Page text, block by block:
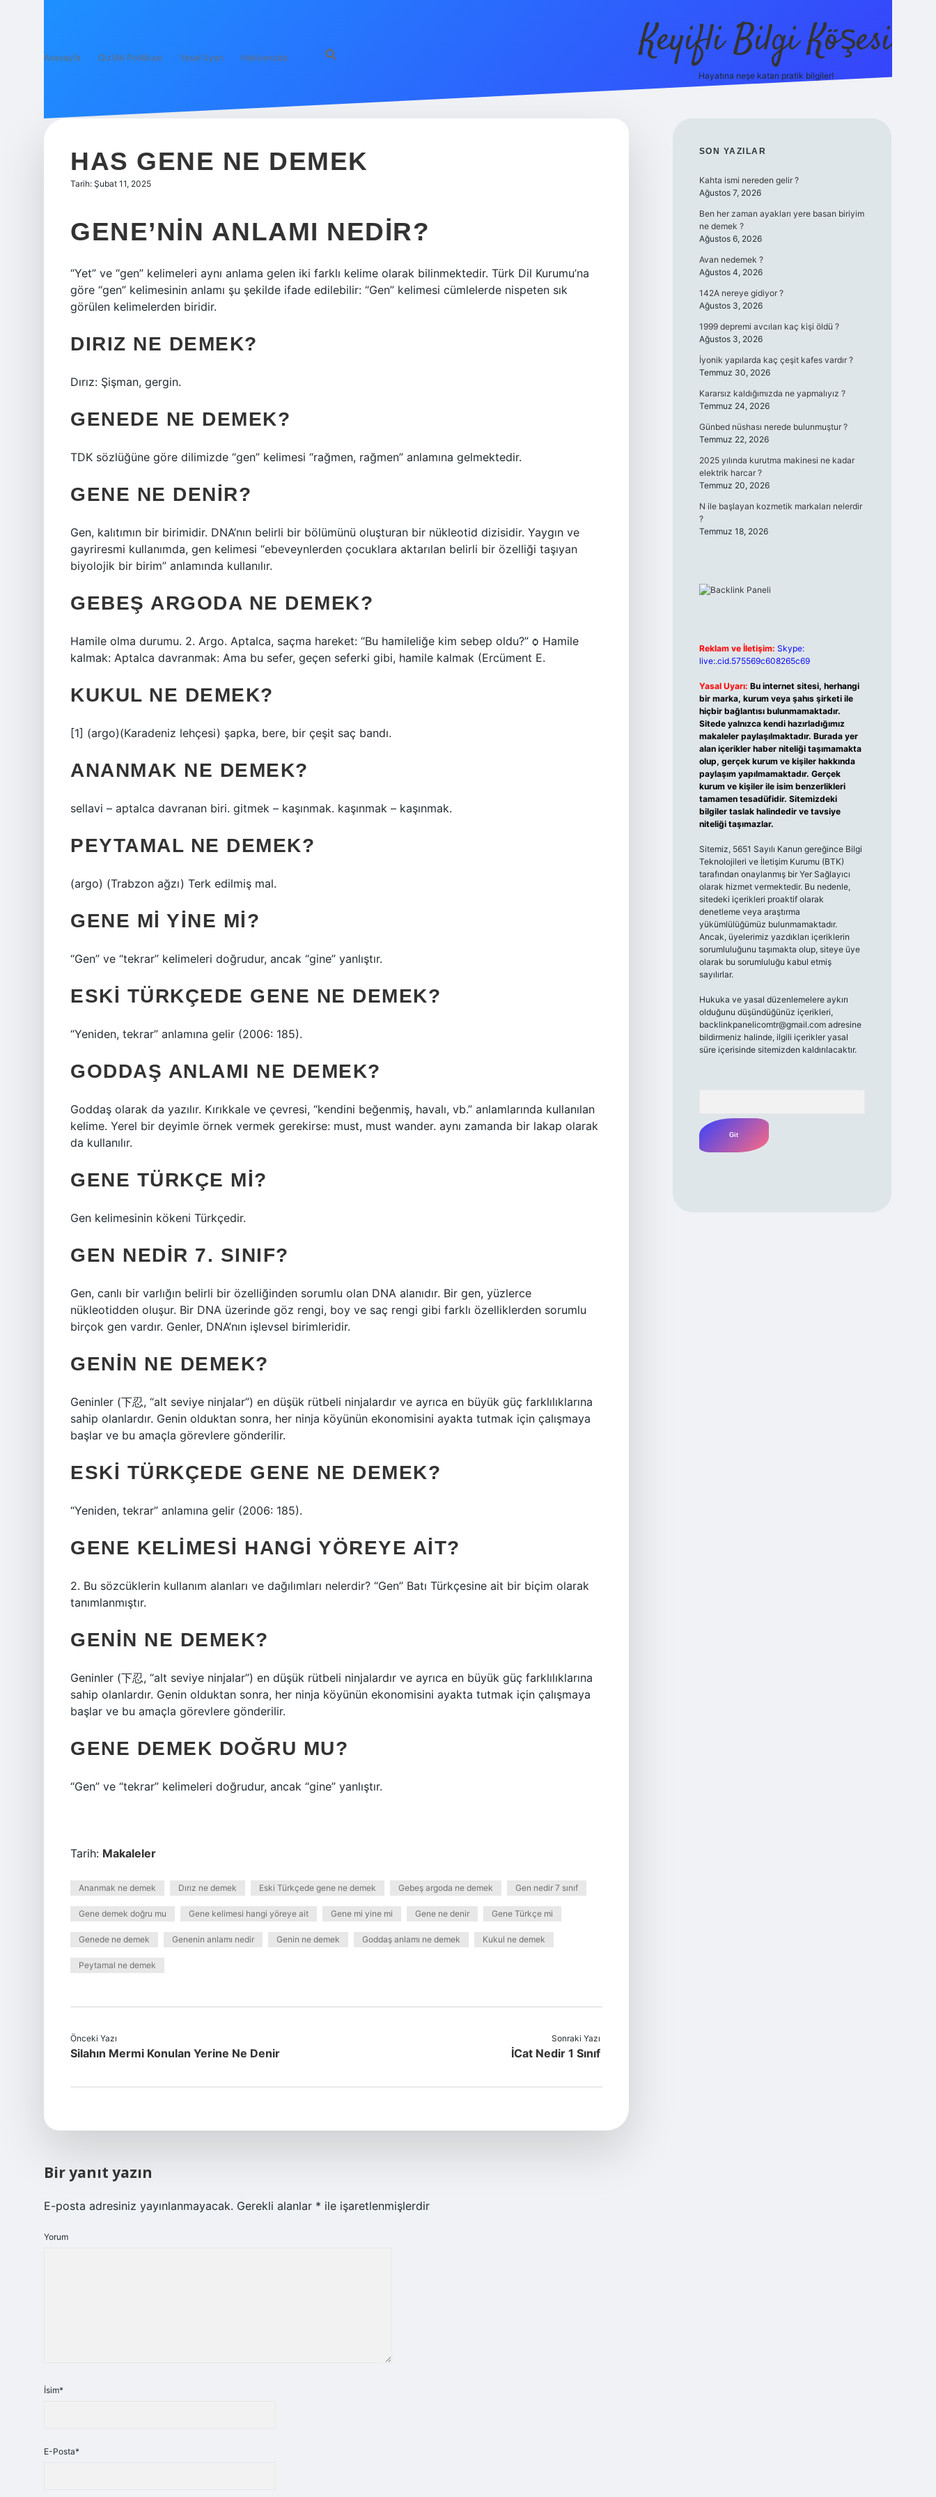
Anasayfa Gizlilik Politikası Yasal Uyarı Hakkımızda Keyifli Bilgi Köşesi
Hayatına neşe katan pratik bilgiler!
HAS GENE NE DEMEK
Tarih: Şubat 11, 2025
GENE’NIN ANLAMI NEDIR?
“Yet” ve “gen” kelimeleri aynı anlama gelen iki farklı kelime olarak bilinmektedir. Türk Dil Kurumu’na
göre “gen” kelimesinin anlamı şu şekilde ifade edilebilir: “Gen” kelimesi cümlelerde nispeten sık
görülen kelimelerden biridir.
DIRIZ NE DEMEK?
Dırız: Şişman, gergin.
GENEDE NE DEMEK?
TDK sözlüğüne göre dilimizde “gen” kelimesi “rağmen, rağmen” anlamına gelmektedir.
GENE NE DENIR?
Gen, kalıtımın bir birimidir. DNA’nın belirli bir bölümünü oluşturan bir nükleotid dizisidir. Yaygın ve
gayriresmi kullanımda, gen kelimesi “ebeveynlerden çocuklara aktarılan belirli bir özelliği taşıyan
biyolojik bir birim” anlamında kullanılır.
GEBEŞ ARGODA NE DEMEK?
Hamile olma durumu. 2. Argo. Aptalca, saçma hareket: “Bu hamileliğe kim sebep oldu?” ѻ Hamile
kalmak: Aptalca davranmak: Ama bu sefer, geçen seferki gibi, hamile kalmak (Ercüment E.
KUKUL NE DEMEK?
[1] (argo)(Karadeniz lehçesi) şapka, bere, bir çeşit saç bandı.
ANANMAK NE DEMEK?
sellavi – aptalca davranan biri. gitmek – kaşınmak. kaşınmak – kaşınmak.
PEYTAMAL NE DEMEK?
(argo) (Trabzon ağzı) Terk edilmiş mal.
GENE MI YINE MI?
“Gen” ve “tekrar” kelimeleri doğrudur, ancak “gine” yanlıştır.
ESKI TÜRKÇEDE GENE NE DEMEK?
“Yeniden, tekrar” anlamına gelir (2006: 185).
GODDAŞ ANLAMI NE DEMEK?
Goddaş olarak da yazılır. Kırıkkale ve çevresi, “kendini beğenmiş, havalı, vb.” anlamlarında kullanılan
kelime. Yerel bir deyimle örnek vermek gerekirse: must, must wander. aynı zamanda bir lakap olarak
da kullanılır.
GENE TÜRKÇE MI?
Gen kelimesinin kökeni Türkçedir.
GEN NEDIR 7. SINIF?
Gen, canlı bir varlığın belirli bir özelliğinden sorumlu olan DNA alanıdır. Bir gen, yüzlerce
nükleotidden oluşur. Bir DNA üzerinde göz rengi, boy ve saç rengi gibi farklı özelliklerden sorumlu
birçok gen vardır. Genler, DNA’nın işlevsel birimleridir.
GENIN NE DEMEK?
Geninler (下忍, “alt seviye ninjalar”) en düşük rütbeli ninjalardır ve ayrıca en büyük güç farklılıklarına
sahip olanlardır. Genin olduktan sonra, her ninja köyünün ekonomisini ayakta tutmak için çalışmaya
başlar ve bu amaçla görevlere gönderilir.
ESKI TÜRKÇEDE GENE NE DEMEK?
“Yeniden, tekrar” anlamına gelir (2006: 185).
GENE KELIMESI HANGI YÖREYE AIT?
2. Bu sözcüklerin kullanım alanları ve dağılımları nelerdir? “Gen” Batı Türkçesine ait bir biçim olarak
tanımlanmıştır.
GENIN NE DEMEK?
Geninler (下忍, “alt seviye ninjalar”) en düşük rütbeli ninjalardır ve ayrıca en büyük güç farklılıklarına
sahip olanlardır. Genin olduktan sonra, her ninja köyünün ekonomisini ayakta tutmak için çalışmaya
başlar ve bu amaçla görevlere gönderilir.
GENE DEMEK DOĞRU MU?
“Gen” ve “tekrar” kelimeleri doğrudur, ancak “gine” yanlıştır.
Tarih: Makaleler
Ananmak ne demek Dırız ne demek Eski Türkçede gene ne demek Gebeş argoda ne demek Gen nedir 7 sınıf
Gene demek doğru mu Gene kelimesi hangi yöreye ait Gene mi yine mi Gene ne denir Gene Türkçe mi
Genede ne demek Genenin anlamı nedir Genin ne demek Goddaş anlamı ne demek Kukul ne demek
Peytamal ne demek
Önceki Yazı
Silahın Mermi Konulan Yerine Ne Denir
Sonraki Yazı
İCat Nedir 1 Sınıf
Bir yanıt yazın
E-posta adresiniz yayınlanmayacak. Gerekli alanlar * ile işaretlenmişlerdir
Yorum
İsim*
E-Posta*
SIDEBAR
SON YAZILAR
Kahta ismi nereden gelir ?
Ağustos 7, 2026
Ben her zaman ayakları yere basan biriyim
ne demek ?
Ağustos 6, 2026
Avan nedemek ?
Ağustos 4, 2026
142A nereye gidiyor ?
Ağustos 3, 2026
1999 depremi avcıları kaç kişi öldü ?
Ağustos 3, 2026
İyonik yapılarda kaç çeşit kafes vardır ?
Temmuz 30, 2026
Kararsız kaldığımızda ne yapmalıyız ?
Temmuz 24, 2026
Günbed nüshası nerede bulunmuştur ?
Temmuz 22, 2026
2025 yılında kurutma makinesi ne kadar
elektrik harcar ?
Temmuz 20, 2026
N ile başlayan kozmetik markaları nelerdir
?
Temmuz 18, 2026
Reklam ve İletişim: Skype:
live:.cid.575569c608265c69
Yasal Uyarı: Bu internet sitesi, herhangi
bir marka, kurum veya şahıs şirketi ile
hiçbir bağlantısı bulunmamaktadır.
Sitede yalnızca kendi hazırladığımız
makaleler paylaşılmaktadır. Burada yer
alan içerikler haber niteliği taşımamakta
olup, gerçek kurum ve kişiler hakkında
paylaşım yapılmamaktadır. Gerçek
kurum ve kişiler ile isim benzerlikleri
tamamen tesadüfidir. Sitemizdeki
bilgiler taslak halindedir ve tavsiye
niteliği taşımazlar.
Sitemiz, 5651 Sayılı Kanun gereğince Bilgi
Teknolojileri ve İletişim Kurumu (BTK)
tarafından onaylanmış bir Yer Sağlayıcı
olarak hizmet vermektedir. Bu nedenle,
sitedeki içerikleri proaktif olarak
denetleme veya araştırma
yükümlülüğümüz bulunmamaktadır.
Ancak, üyelerimiz yazdıkları içeriklerin
sorumluluğunu taşımakta olup, siteye üye
olarak bu sorumluluğu kabul etmiş
sayılırlar.
Hukuka ve yasal düzenlemelere aykırı
olduğunu düşündüğünüz içerikleri,
backlinkpanelicomtr@gmail.comadresine
bildirmeniz halinde, ilgili içerikler yasal
süre içerisinde sitemizden kaldırılacaktır.